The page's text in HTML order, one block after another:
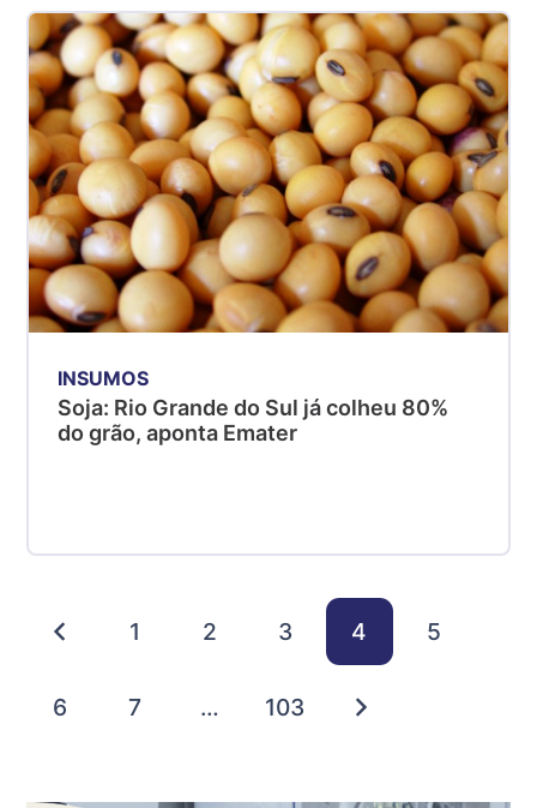
INSUMOS
Soja: Rio Grande do Sul já colheu 80%
do grão, aponta Emater
1 2 3 4 5
6 7 … 103